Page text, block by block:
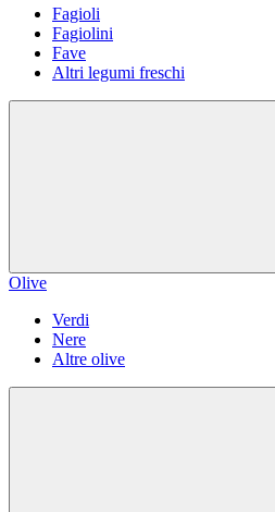
Fagioli
Fagiolini
Fave
Altri legumi freschi
Olive
Verdi
Nere
Altre olive